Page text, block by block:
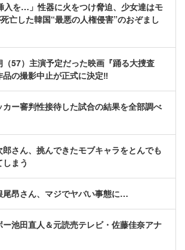
入を…」性器に火をつけ脅迫、少女達はモ
亡した韓国“最悪の人権侵害”のおぞまし
（57）主演予定だった映画『踊る大捜査
の撮影中止が正式に決定‼
ー審判性接待した試合の結果を全部調べ
郎さん、挑んできたモブキャラをとんでも
まう
尾昂さん、マジでヤバい事態に…
ー池田直人＆元読売テレビ・佐藤佳奈アナ